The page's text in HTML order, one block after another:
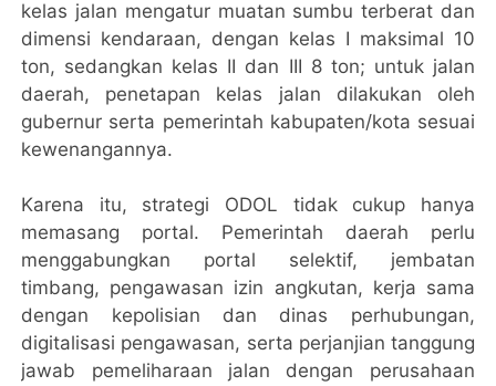
kelas jalan mengatur muatan sumbu terberat dan
dimensi kendaraan, dengan kelas I maksimal 10
ton, sedangkan kelas II dan III 8 ton; untuk jalan
daerah, penetapan kelas jalan dilakukan oleh
gubernur serta pemerintah kabupaten/kota sesuai
kewenangannya.
Karena itu, strategi ODOL tidak cukup hanya
memasang portal. Pemerintah daerah perlu
menggabungkan portal selektif, jembatan
timbang, pengawasan izin angkutan, kerja sama
dengan kepolisian dan dinas perhubungan,
digitalisasi pengawasan, serta perjanjian tanggung
jawab pemeliharaan jalan dengan perusahaan